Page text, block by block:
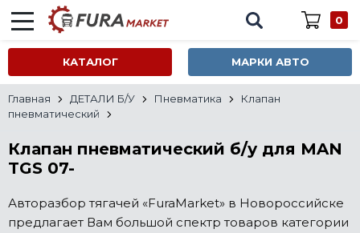
0
КАТАЛОГ МАРКИ АВТО
Главная ДЕТАЛИ Б/У Пневматика
Клапан
пневматический
Клапан пневматический б/у для MAN
TGS 07-
Авторазбор тягачей «FuraMarket» в Новороссийске
предлагает Вам большой спектр товаров категории